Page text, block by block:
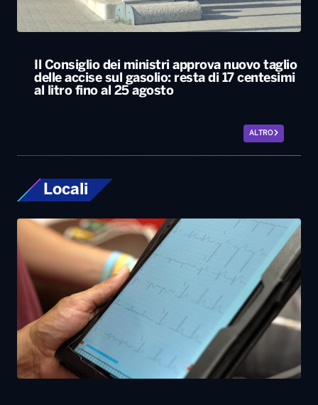
Il Consiglio dei ministri approva nuovo taglio
delle accise sul gasolio: resta di 17 centesimi
al litro fino al 25 agosto
ALTRO
Locali